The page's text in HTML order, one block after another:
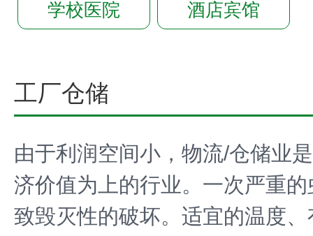
学校医院 酒店宾馆
工厂仓储
由于利润空间小，物流/仓储业
济价值为上的行业。一次严重
致毁灭性的破坏。适宜的温度